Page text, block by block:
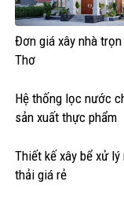
Đơn giá xây nhà trọn
Thơ
Hệ thống lọc nước
sản xuất thực phẩm
Thiết kế xây bể xử lý
thải giá rẻ